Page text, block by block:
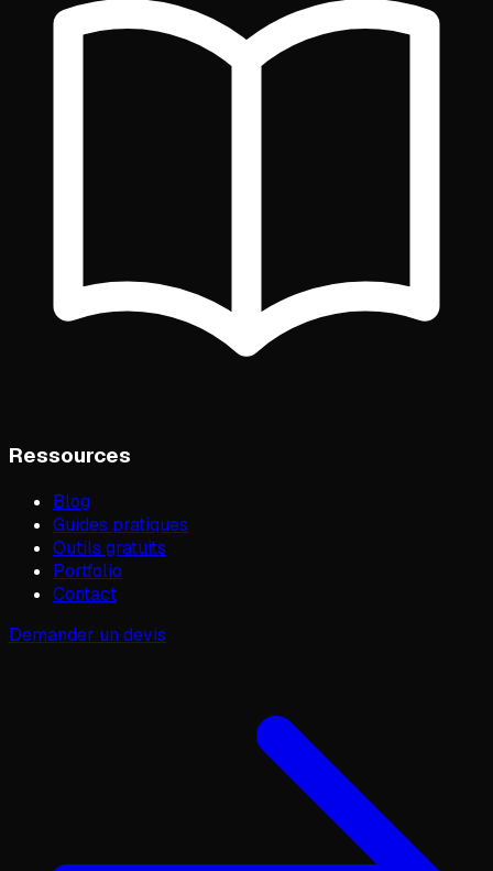
Ressources
Blog
Guides pratiques
Outils gratuits
Portfolio
Contact
Demander un devis